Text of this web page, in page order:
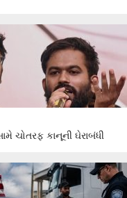
ચોતરફ કાનૂની ઘેરાબંધી